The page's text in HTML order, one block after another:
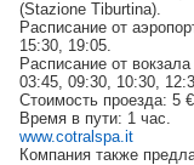
(Stazione Tiburtina).
Расписание от
15:30, 19:05.
Расписание от
03:45, 09:30, 10:30,
Стоимость проезда: 5
Время в пути: 1 час.
www.cotralspa.it
Компания также